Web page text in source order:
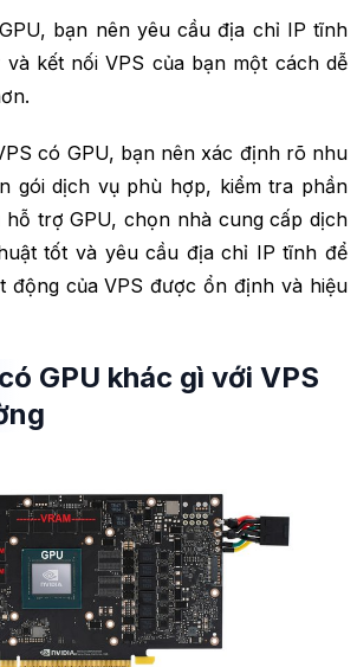
bạn nên yêu cầu địa chỉ IP tĩnh
kết nối VPS của bạn một cách dễ
có GPU, bạn nên xác định rõ nhu
gói dịch vụ phù hợp, kiểm tra phần
hỗ trợ GPU, chọn nhà cung cấp dịch
tốt và yêu cầu địa chỉ IP tĩnh để
động của VPS được ổn định và hiệu
GPU khác gì với VPS